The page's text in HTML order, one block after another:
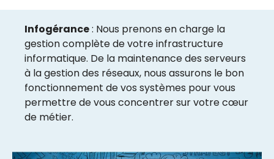
Infogérance: Nous prenons en charge la
gestion complète de votre infrastructure
informatique. De la maintenance des serveurs
à la gestion des réseaux, nous assurons le bon
fonctionnement de vos systèmes pour vous
permettre de vous concentrer sur votre cœur
de métier.